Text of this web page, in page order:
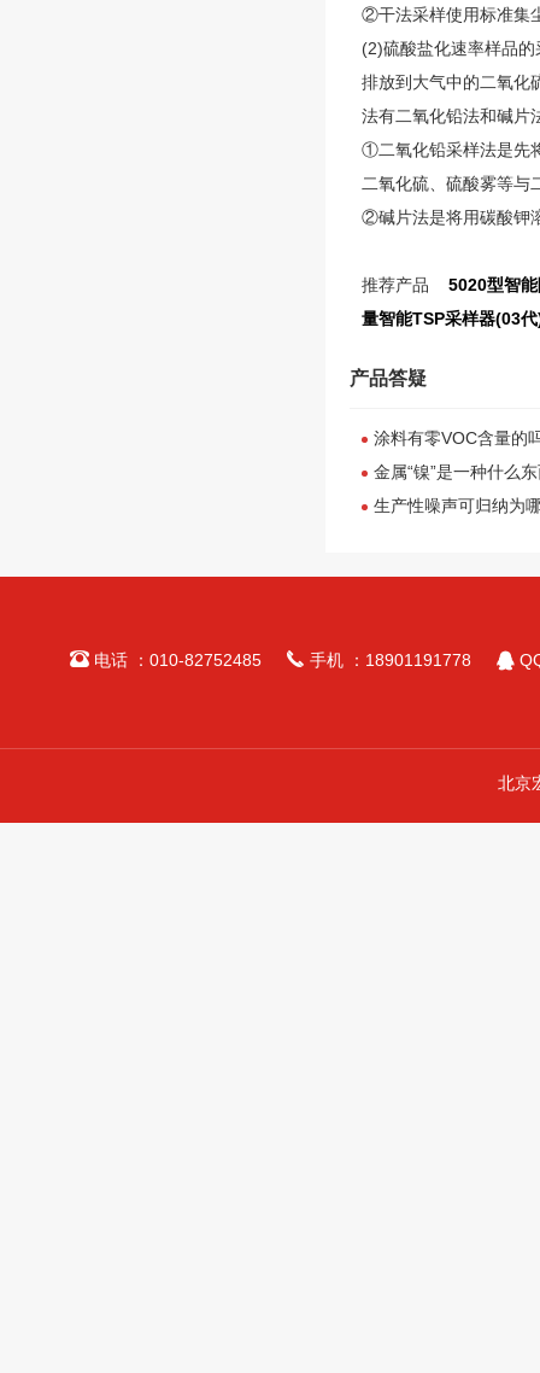
②干法采样使用标准集
(2)硫酸盐化速率样品的
排放到大气中的二氧化
法有二氧化铅法和碱片
①二氧化铅采样法是先
二氧化硫、硫酸雾等与
②碱片法是将用碳酸钾
推荐产品 5020型智
量智能TSP采样器(03
产品答疑
涂料有零VOC含量的
金属“镍”是一种什么
生产性噪声可归纳为
电话 ：010-82752485  手机 ：18901191778 
北京